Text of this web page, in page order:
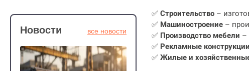
Новости все новости
✅ Строительство –
✅ Машиностроение –
✅ Производство мебели –
✅ Рекламные конструкции
✅ Жилые и